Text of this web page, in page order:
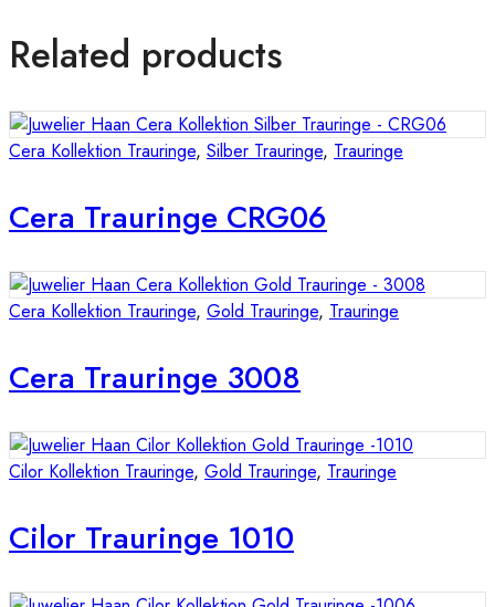
Related products
Cera Kollektion Trauringe, Silber Trauringe, Trauringe
Cera Trauringe CRG06
Cera Kollektion Trauringe, Gold Trauringe, Trauringe
Cera Trauringe 3008
Cilor Kollektion Trauringe, Gold Trauringe, Trauringe
Cilor Trauringe 1010